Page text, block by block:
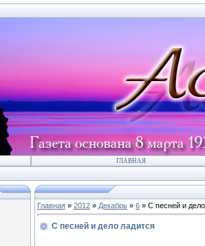
ГЛАВНАЯ
Главная » 2012 » Декабрь » 6 » С песней и
С песней и дело ладится